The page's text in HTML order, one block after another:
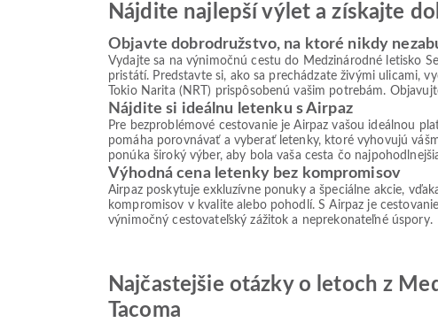
Nájdite najlepší výlet a získajte
Objavte dobrodružstvo, na ktoré nikdy
Vydajte sa na výnimočnú cestu do Medzinárodné letisko
pristátí. Predstavte si, ako sa prechádzate živými ulicami,
Tokio Narita (NRT) prispôsobenú vašim potrebám.
Nájdite si ideálnu letenku s Airpaz
Pre bezproblémové cestovanie je Airpaz vašou ideálnou
pomáha porovnávať a vyberať letenky, ktoré vyhovujú
ponúka široký výber, aby bola vaša cesta čo
Výhodná cena letenky bez kompromisov
Airpaz poskytuje exkluzívne ponuky a špeciálne akcie,
kompromisov v kvalite alebo pohodlí. S Airpaz je
výnimočný cestovateľský zážitok a neprekonateľné úspory.
Najčastejšie otázky o letoch z
Tacoma